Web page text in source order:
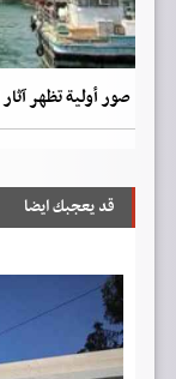
صور أولية تظهر
قد يعجبك ايضا